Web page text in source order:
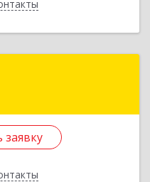
ул, дом № 60/1, кв.31